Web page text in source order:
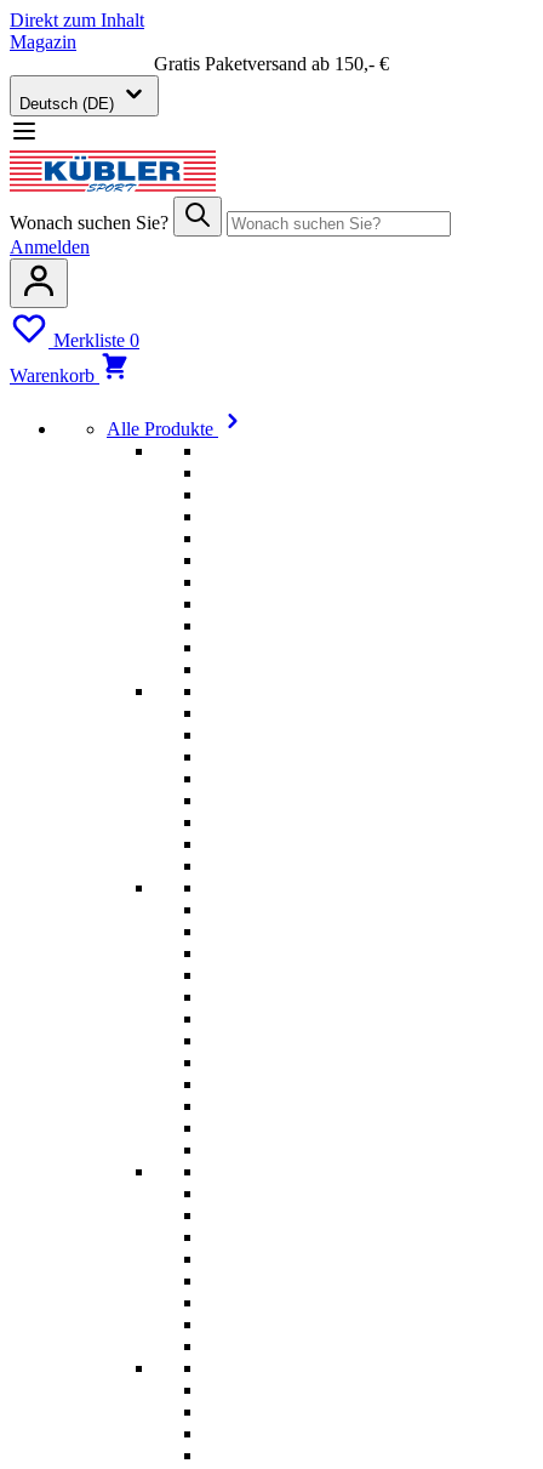
Direkt zum Inhalt
Magazin
Gratis Paketversand ab 150,- €
Deutsch (DE)
Wonach suchen Sie?
Anmelden
Merkliste 0
Warenkorb
Alle Produkte